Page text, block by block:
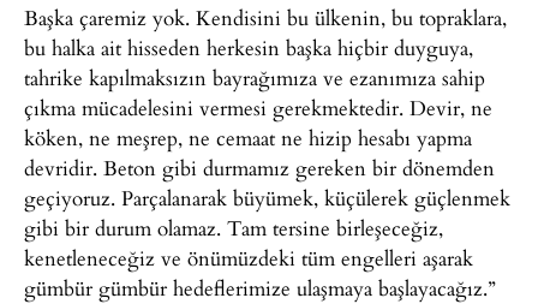
Başka çaremiz yok. Kendisini bu ülkenin, bu topraklara,
bu halka ait hisseden herkesin başka hiçbir duyguya,
tahrike kapılmaksızın bayrağımıza ve ezanımıza sahip
çıkma mücadelesini vermesi gerekmektedir. Devir, ne
köken, ne meşrep, ne cemaat ne hizip hesabı yapma
devridir. Beton gibi durmamız gereken bir dönemden
geçiyoruz. Parçalanarak büyümek, küçülerek güçlenmek
gibi bir durum olamaz. Tam tersine birleşeceğiz,
kenetleneceğiz ve önümüzdeki tüm engelleri aşarak
gümbür gümbür hedeflerimize ulaşmaya başlayacağız.”